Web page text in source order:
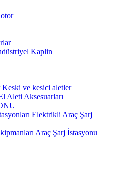
Kaplin
Keski ve kesici aletler
Aleti Aksesuarları
Elektrikli Araç Şarj
Araç Şarj İstasyonu